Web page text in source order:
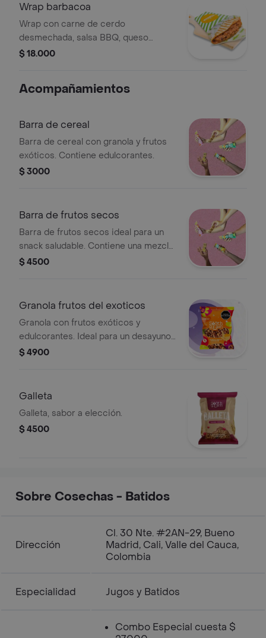
Wrap barbacoa
Wrap con carne de cerdo
desmechada, salsa BBQ, queso
mozzarella y queso crema.
$ 18.000
Acompañamientos
Barra de cereal
Barra de cereal con granola y frutos
exóticos. Contiene edulcorantes.
$ 3000
Barra de frutos secos
Barra de frutos secos ideal para un
snack saludable. Contiene una mezcla
de nueces y semillas.
$ 4500
Granola frutos del exoticos
Granola con frutos exóticos y
edulcorantes. Ideal para un desayuno
o snack saludable.
$ 4900
Galleta
Galleta, sabor a elección.
$ 4500
Sobre Cosechas - Batidos
Dirección
Cl. 30 Nte. #2AN-29, Bueno
Madrid, Cali, Valle del Cauca,
Colombia
Especialidad Jugos y Batidos
Combo Especial cuesta $